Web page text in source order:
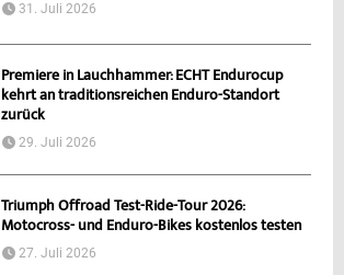
31. Juli 2026
Premiere in Lauchhammer: ECHT Endurocup
kehrt an traditionsreichen Enduro-Standort
zurück
29. Juli 2026
Triumph Offroad Test-Ride-Tour 2026:
Motocross- und Enduro-Bikes kostenlos testen
27. Juli 2026